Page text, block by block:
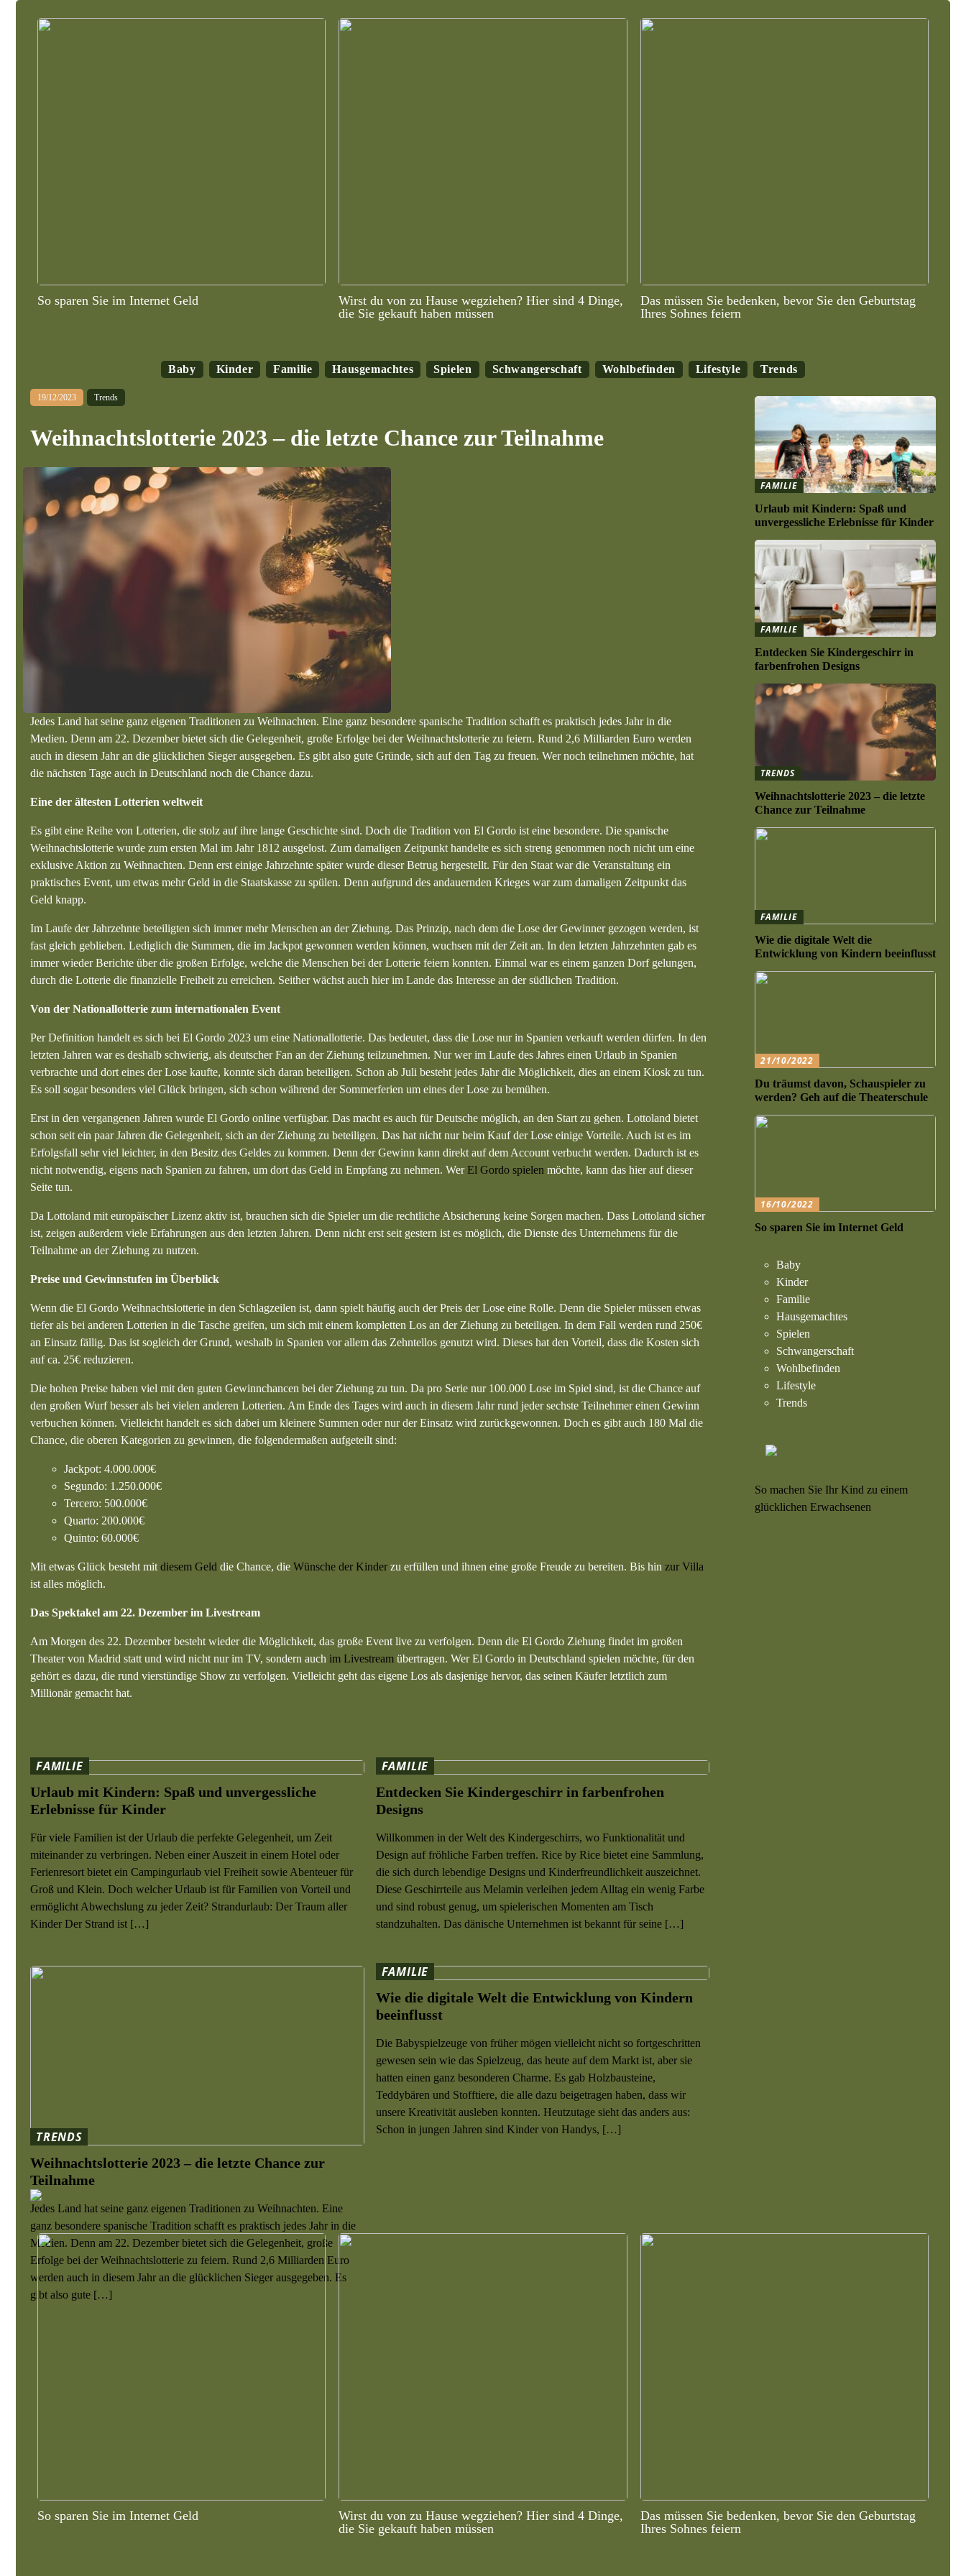
So sparen Sie im Internet Geld
Wirst du von zu Hause wegziehen? Hier sind 4 Dinge,
die Sie gekauft haben müssen
Das müssen Sie bedenken, bevor Sie den Geburtstag
Ihres Sohnes feiern
Baby Kinder Familie Hausgemachtes Spielen Schwangerschaft Wohlbefinden Lifestyle Trends
19/12/2023 Trends
Weihnachtslotterie 2023 – die letzte Chance zur Teilnahme
Jedes Land hat seine ganz eigenen Traditionen zu Weihnachten. Eine ganz besondere spanische Tradition schafft es praktisch jedes Jahr in die
Medien. Denn am 22. Dezember bietet sich die Gelegenheit, große Erfolge bei der Weihnachtslotterie zu feiern. Rund 2,6 Milliarden Euro werden
auch in diesem Jahr an die glücklichen Sieger ausgegeben. Es gibt also gute Gründe, sich auf den Tag zu freuen. Wer noch teilnehmen möchte, hat
die nächsten Tage auch in Deutschland noch die Chance dazu.
Eine der ältesten Lotterien weltweit
Es gibt eine Reihe von Lotterien, die stolz auf ihre lange Geschichte sind. Doch die Tradition von El Gordo ist eine besondere. Die spanische
Weihnachtslotterie wurde zum ersten Mal im Jahr 1812 ausgelost. Zum damaligen Zeitpunkt handelte es sich streng genommen noch nicht um eine
exklusive Aktion zu Weihnachten. Denn erst einige Jahrzehnte später wurde dieser Betrug hergestellt. Für den Staat war die Veranstaltung ein
praktisches Event, um etwas mehr Geld in die Staatskasse zu spülen. Denn aufgrund des andauernden Krieges war zum damaligen Zeitpunkt das
Geld knapp.
Im Laufe der Jahrzehnte beteiligten sich immer mehr Menschen an der Ziehung. Das Prinzip, nach dem die Lose der Gewinner gezogen werden, ist
fast gleich geblieben. Lediglich die Summen, die im Jackpot gewonnen werden können, wuchsen mit der Zeit an. In den letzten Jahrzehnten gab es
immer wieder Berichte über die großen Erfolge, welche die Menschen bei der Lotterie feiern konnten. Einmal war es einem ganzen Dorf gelungen,
durch die Lotterie die finanzielle Freiheit zu erreichen. Seither wächst auch hier im Lande das Interesse an der südlichen Tradition.
Von der Nationallotterie zum internationalen Event
Per Definition handelt es sich bei El Gordo 2023 um eine Nationallotterie. Das bedeutet, dass die Lose nur in Spanien verkauft werden dürfen. In den
letzten Jahren war es deshalb schwierig, als deutscher Fan an der Ziehung teilzunehmen. Nur wer im Laufe des Jahres einen Urlaub in Spanien
verbrachte und dort eines der Lose kaufte, konnte sich daran beteiligen. Schon ab Juli besteht jedes Jahr die Möglichkeit, dies an einem Kiosk zu tun.
Es soll sogar besonders viel Glück bringen, sich schon während der Sommerferien um eines der Lose zu bemühen.
Erst in den vergangenen Jahren wurde El Gordo online verfügbar. Das macht es auch für Deutsche möglich, an den Start zu gehen. Lottoland bietet
schon seit ein paar Jahren die Gelegenheit, sich an der Ziehung zu beteiligen. Das hat nicht nur beim Kauf der Lose einige Vorteile. Auch ist es im
Erfolgsfall sehr viel leichter, in den Besitz des Geldes zu kommen. Denn der Gewinn kann direkt auf dem Account verbucht werden. Dadurch ist es
nicht notwendig, eigens nach Spanien zu fahren, um dort das Geld in Empfang zu nehmen. WerEl Gordo spielen möchte, kann das hier auf dieser
Seite tun.
Da Lottoland mit europäischer Lizenz aktiv ist, brauchen sich die Spieler um die rechtliche Absicherung keine Sorgen machen. Dass Lottoland sicher
ist, zeigen außerdem viele Erfahrungen aus den letzten Jahren. Denn nicht erst seit gestern ist es möglich, die Dienste des Unternehmens für die
Teilnahme an der Ziehung zu nutzen.
Preise und Gewinnstufen im Überblick
Wenn die El Gordo Weihnachtslotterie in den Schlagzeilen ist, dann spielt häufig auch der Preis der Lose eine Rolle. Denn die Spieler müssen etwas
tiefer als bei anderen Lotterien in die Tasche greifen, um sich mit einem kompletten Los an der Ziehung zu beteiligen. In dem Fall werden rund 250€
an Einsatz fällig. Das ist sogleich der Grund, weshalb in Spanien vor allem das Zehntellos genutzt wird. Dieses hat den Vorteil, dass die Kosten sich
auf ca. 25€ reduzieren.
Die hohen Preise haben viel mit den guten Gewinnchancen bei der Ziehung zu tun. Da pro Serie nur 100.000 Lose im Spiel sind, ist die Chance auf
den großen Wurf besser als bei vielen anderen Lotterien. Am Ende des Tages wird auch in diesem Jahr rund jeder sechste Teilnehmer einen Gewinn
verbuchen können. Vielleicht handelt es sich dabei um kleinere Summen oder nur der Einsatz wird zurückgewonnen. Doch es gibt auch 180 Mal die
Chance, die oberen Kategorien zu gewinnen, die folgendermaßen aufgeteilt sind:
Jackpot: 4.000.000€
Segundo: 1.250.000€
Tercero: 500.000€
Quarto: 200.000€
Quinto: 60.000€
Mit etwas Glück besteht mit diesem Geld die Chance, die Wünsche der Kinder zu erfüllen und ihnen eine große Freude zu bereiten. Bis hin zur Villa
ist alles möglich.
Das Spektakel am 22. Dezember im Livestream
Am Morgen des 22. Dezember besteht wieder die Möglichkeit, das große Event live zu verfolgen. Denn die El Gordo Ziehung findet im großen
Theater von Madrid statt und wird nicht nur im TV, sondern auch im Livestream übertragen. Wer El Gordo in Deutschland spielen möchte, für den
gehört es dazu, die rund vierstündige Show zu verfolgen. Vielleicht geht das eigene Los als dasjenige hervor, das seinen Käufer letztlich zum
Millionär gemacht hat.
FAMILIE
Urlaub mit Kindern: Spaß und unvergessliche
Erlebnisse für Kinder
Für viele Familien ist der Urlaub die perfekte Gelegenheit, um Zeit
miteinander zu verbringen. Neben einer Auszeit in einem Hotel oder
Ferienresort bietet ein Campingurlaub viel Freiheit sowie Abenteuer für
Groß und Klein. Doch welcher Urlaub ist für Familien von Vorteil und
ermöglicht Abwechslung zu jeder Zeit? Strandurlaub: Der Traum aller
Kinder Der Strand ist […]
FAMILIE
Entdecken Sie Kindergeschirr in farbenfrohen
Designs
Willkommen in der Welt des Kindergeschirrs, wo Funktionalität und
Design auf fröhliche Farben treffen. Rice by Rice bietet eine Sammlung,
die sich durch lebendige Designs und Kinderfreundlichkeit auszeichnet.
Diese Geschirrteile aus Melamin verleihen jedem Alltag ein wenig Farbe
und sind robust genug, um spielerischen Momenten am Tisch
standzuhalten. Das dänische Unternehmen ist bekannt für seine […]
TRENDS
Weihnachtslotterie 2023 – die letzte Chance zur
Teilnahme
Jedes Land hat seine ganz eigenen Traditionen zu Weihnachten. Eine
ganz besondere spanische Tradition schafft es praktisch jedes Jahr in die
Medien. Denn am 22. Dezember bietet sich die Gelegenheit, große
Erfolge bei der Weihnachtslotterie zu feiern. Rund 2,6 Milliarden Euro
werden auch in diesem Jahr an die glücklichen Sieger ausgegeben. Es
gibt also gute […]
FAMILIE
Wie die digitale Welt die Entwicklung von Kindern
beeinflusst
Die Babyspielzeuge von früher mögen vielleicht nicht so fortgeschritten
gewesen sein wie das Spielzeug, das heute auf dem Markt ist, aber sie
hatten einen ganz besonderen Charme. Es gab Holzbausteine,
Teddybären und Stofftiere, die alle dazu beigetragen haben, dass wir
unsere Kreativität ausleben konnten. Heutzutage sieht das anders aus:
Schon in jungen Jahren sind Kinder von Handys, […]
FAMILIE
Urlaub mit Kindern: Spaß und
unvergessliche Erlebnisse für Kinder
FAMILIE
Entdecken Sie Kindergeschirr in
farbenfrohen Designs
TRENDS
Weihnachtslotterie 2023 – die letzte
Chance zur Teilnahme
FAMILIE
Wie die digitale Welt die
Entwicklung von Kindern beeinflusst
21/10/2022
Du träumst davon, Schauspieler zu
werden? Geh auf die Theaterschule
16/10/2022
So sparen Sie im Internet Geld
Baby
Kinder
Familie
Hausgemachtes
Spielen
Schwangerschaft
Wohlbefinden
Lifestyle
Trends
So machen Sie Ihr Kind zu einem
glücklichen Erwachsenen
So sparen Sie im Internet Geld
Wirst du von zu Hause wegziehen? Hier sind 4 Dinge,
die Sie gekauft haben müssen
Das müssen Sie bedenken, bevor Sie den Geburtstag
Ihres Sohnes feiern